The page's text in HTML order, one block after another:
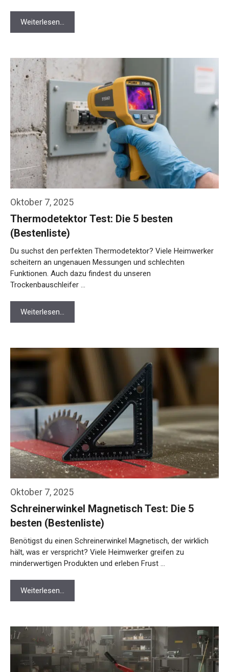
Weiterlesen…
Oktober 7, 2025
Thermodetektor Test: Die 5 besten
(Bestenliste)
Du suchst den perfekten Thermodetektor? Viele Heimwerker
scheitern an ungenauen Messungen und schlechten
Funktionen. Auch dazu findest du unseren
Trockenbauschleifer …
Weiterlesen…
Oktober 7, 2025
Schreinerwinkel Magnetisch Test: Die 5
besten (Bestenliste)
Benötigst du einen Schreinerwinkel Magnetisch, der wirklich
hält, was er verspricht? Viele Heimwerker greifen zu
minderwertigen Produkten und erleben Frust …
Weiterlesen…